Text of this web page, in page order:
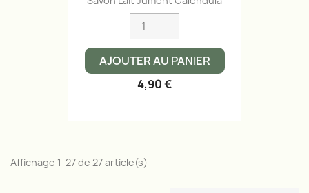
AJOUTER AU PANIER
4,90 €
Affichage 1-27 de 27 article(s)